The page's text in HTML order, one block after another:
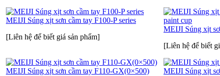
MEIJI Súng xịt sơn cầm tay F100-P series
[Liên hệ để biết giá sản phẩm]
MEIJI Súng xịt
[Liên hệ để biết
MEIJI Súng xịt sơn cầm tay F110-GX(0×500)
MEIJI Súng xịt